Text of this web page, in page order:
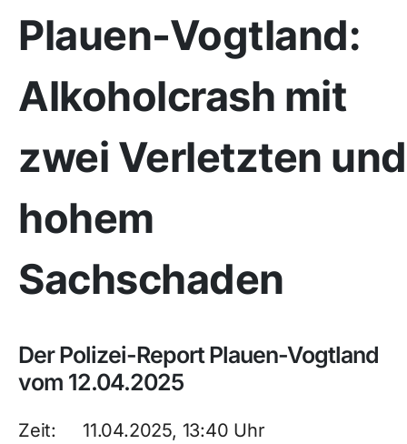
Plauen-Vogtland:
Alkoholcrash mit
zwei Verletzten und
hohem
Sachschaden
Der Polizei-Report Plauen-Vogtland
vom 12.04.2025
Zeit: 11.04.2025, 13:40 Uhr